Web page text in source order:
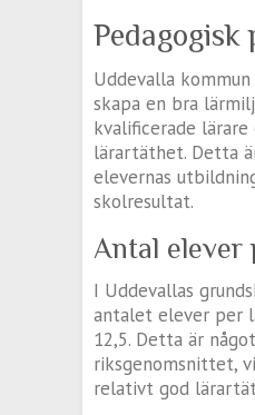
Pedagogisk
Uddevalla
skapa en bra
kvalificerade lärare
lärartäthet. Detta
elevernas
skolresultat.
Antal elever
I Uddevallas
antalet elever per
12,5. Detta är
riksgenomsnittet,
relativt god